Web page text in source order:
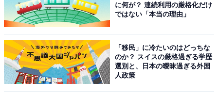
に何が？ 連続利用の厳格化だけ
ではない「本当の理由」
「移民」に冷たいのはどっちな
のか？ スイスの厳格過ぎる学歴
選別と、日本の曖昧過ぎる外国
人政策